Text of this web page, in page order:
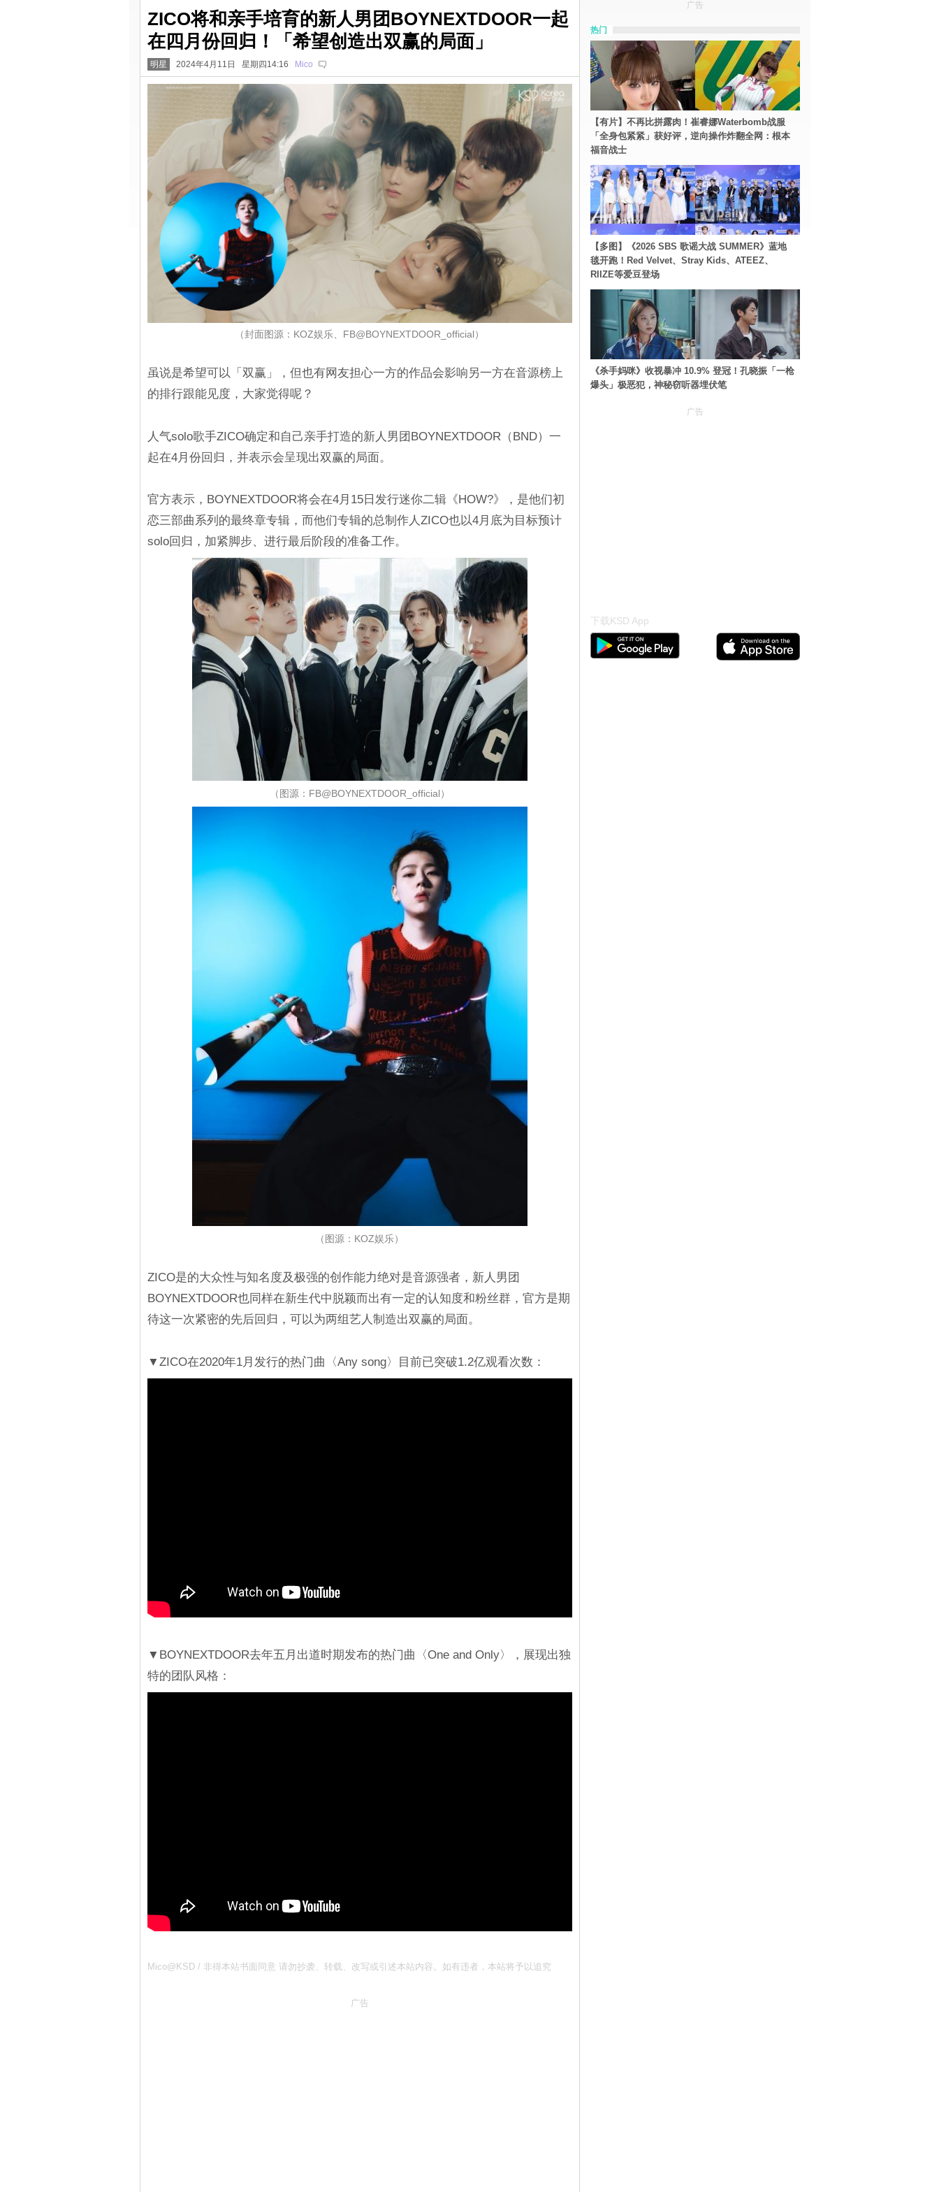
ZICO将和亲手培育的新人男团BOYNEXTDOOR一起
在四月份回归！「希望创造出双赢的局面」
明星 2024年4月11日 星期四14:16 Mico
（封面图源：KOZ娱乐、FB@BOYNEXTDOOR_official）
虽说是希望可以「双赢」，但也有网友担心一方的作品会影响另一方在音源榜上
的排行跟能见度，大家觉得呢？
人气solo歌手ZICO确定和自己亲手打造的新人男团BOYNEXTDOOR（BND）一
起在4月份回归，并表示会呈现出双赢的局面。
官方表示，BOYNEXTDOOR将会在4月15日发行迷你二辑《HOW?》，是他们初
恋三部曲系列的最终章专辑，而他们专辑的总制作人ZICO也以4月底为目标预计
solo回归，加紧脚步、进行最后阶段的准备工作。
（图源：FB@BOYNEXTDOOR_official）
（图源：KOZ娱乐）
ZICO是的大众性与知名度及极强的创作能力绝对是音源强者，新人男团
BOYNEXTDOOR也同样在新生代中脱颖而出有一定的认知度和粉丝群，官方是期
待这一次紧密的先后回归，可以为两组艺人制造出双赢的局面。
▼ZICO在2020年1月发行的热门曲〈Any song〉目前已突破1.2亿观看次数：
▼BOYNEXTDOOR去年五月出道时期发布的热门曲〈One and Only〉，展现出独
特的团队风格：
Mico@KSD / 非得本站书面同意 请勿抄袭、转载、改写或引述本站内容。如有违者，本站将予以追究
广告
广告
热门
【有片】不再比拼露肉！崔睿娜Waterbomb战服
「全身包紧紧」获好评，逆向操作炸翻全网：根本
福音战士
【多图】《2026 SBS 歌谣大战 SUMMER》蓝地
毯开跑！Red Velvet、Stray Kids、ATEEZ、
RIIZE等爱豆登场
《杀手妈咪》收视暴冲 10.9% 登冠！孔晓振「一枪
爆头」极恶犯，神秘窃听器埋伏笔
广告
下载KSD App